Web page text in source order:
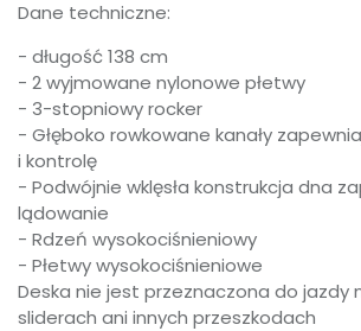
Dane techniczne:
- długość 138 cm
- 2 wyjmowane nylonowe płetwy
- 3-stopniowy rocker
- Głęboko rowkowane kanały
i kontrolę
- Podwójnie wklęsła konstrukcja dna
lądowanie
- Rdzeń wysokociśnieniowy
- Płetwy wysokociśnieniowe
Deska nie jest przeznaczona do jazdy
sliderach ani innych przeszkodach